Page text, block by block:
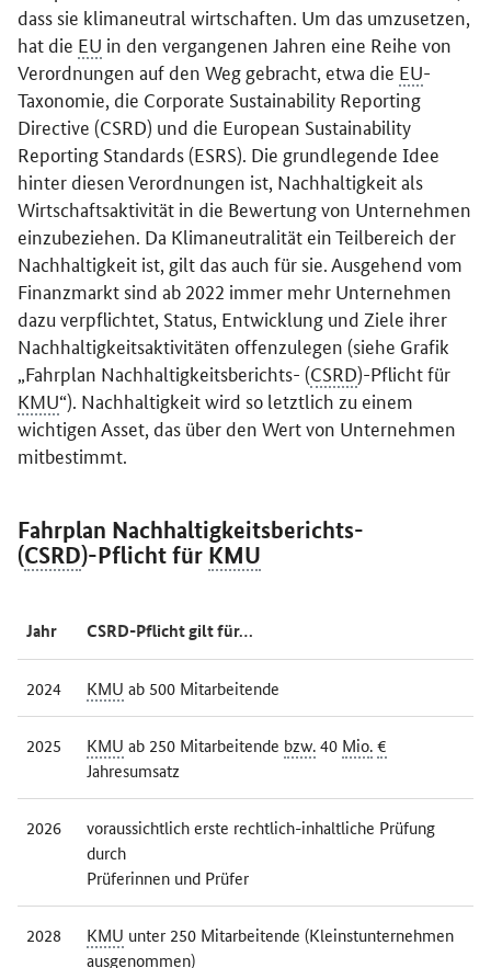
dass sie klimaneutral wirtschaften. Um das umzusetzen,
hat die EU in den vergangenen Jahren eine Reihe von
Verordnungen auf den Weg gebracht, etwa die EU-
Taxonomie, die Corporate Sustainability Reporting
Directive (CSRD) und die European Sustainability
Reporting Standards(ESRS). Die grundlegende Idee
hinter diesen Verordnungen ist, Nachhaltigkeit als
Wirtschaftsaktivität in die Bewertung von Unternehmen
einzubeziehen. Da Klimaneutralität ein Teilbereich der
Nachhaltigkeit ist, gilt das auch für sie. Ausgehend vom
Finanzmarkt sind ab 2022 immer mehr Unternehmen
dazu verpflichtet, Status, Entwicklung und Ziele ihrer
Nachhaltigkeitsaktivitäten offenzulegen (siehe Grafik
„Fahrplan Nachhaltigkeitsberichts- (CSRD)-Pflicht für
KMU“). Nachhaltigkeit wird so letztlich zu einem
wichtigen Asset, das über den Wert von Unternehmen
mitbestimmt.
Fahrplan Nachhaltigkeitsberichts-
(CSRD)-Pflicht für KMU
Jahr CSRD-Pflicht gilt für…
2024 KMU ab 500 Mitarbeitende
2025 KMU ab 250 Mitarbeitende bzw.40 Mio.€
Jahresumsatz
2026
voraussichtlich erste rechtlich-inhaltliche Prüfung
durch
Prüferinnen und Prüfer
2028 KMU unter 250 Mitarbeitende (Kleinstunternehmen
ausgenommen)